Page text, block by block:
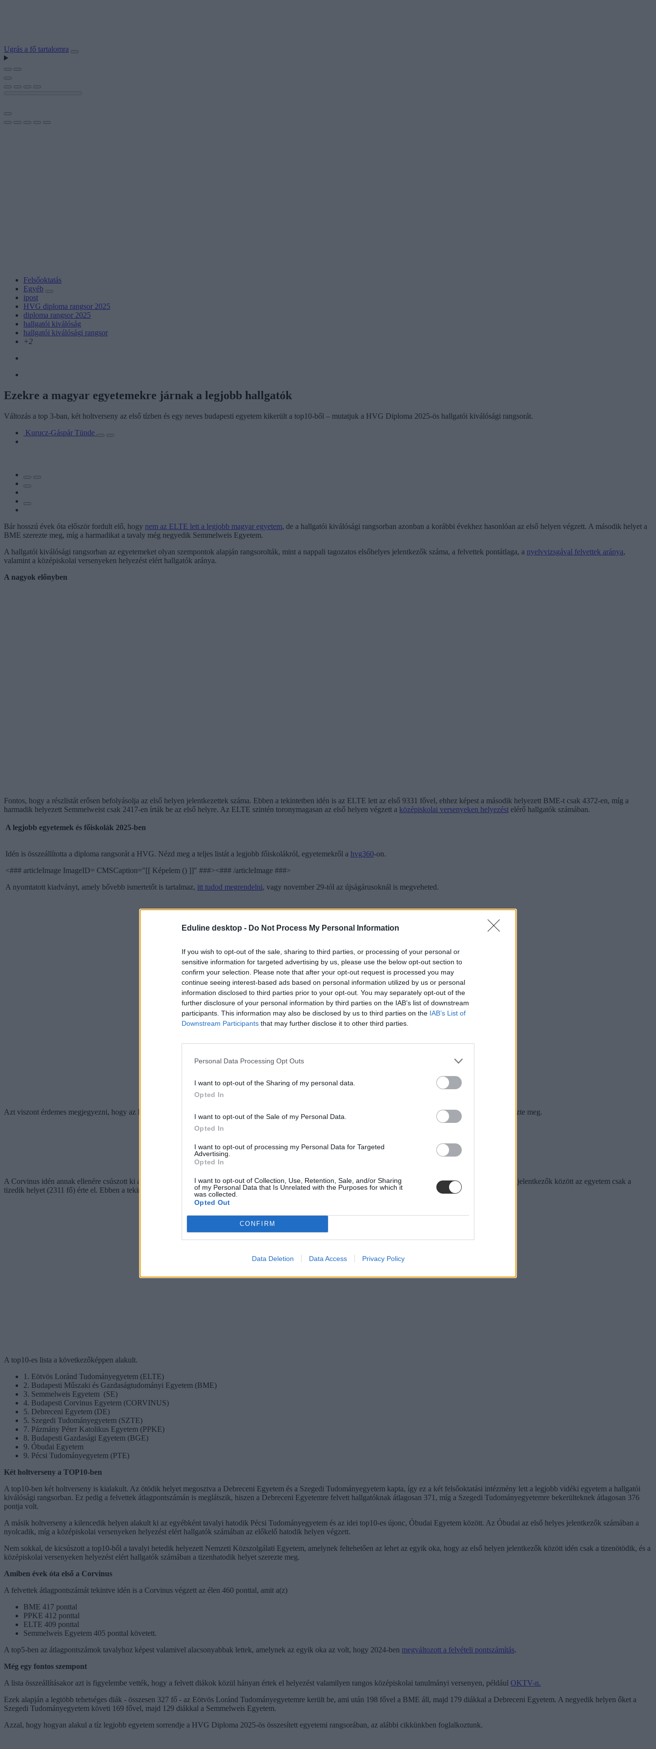
Eduline desktop - Do Not Process My Personal Information
If you wish to opt-out of the sale, sharing to third parties, or processing of your personal or
sensitive information for targeted advertising by us, please use the below opt-out section to
confirm your selection. Please note that after your opt-out request is processed you may
continue seeing interest-based ads based on personal information utilized by us or personal
information disclosed to third parties prior to your opt-out. You may separately opt-out of the
further disclosure of your personal information by third parties on the IAB’s list of downstream
participants. This information may also be disclosed by us to third parties on the IAB’s List of
Downstream Participants that may further disclose it to other third parties.
Personal Data Processing Opt Outs
I want to opt-out of the Sharing of my personal data.
Opted In
I want to opt-out of the Sale of my Personal Data.
Opted In
I want to opt-out of processing my Personal Data for Targeted
Advertising.
Opted In
I want to opt-out of Collection, Use, Retention, Sale, and/or Sharing
of my Personal Data that Is Unrelated with the Purposes for which it
was collected.
Opted Out
CONFIRM
Data Deletion Data Access Privacy Policy
Ugrás a fő tartalomra
Felsőoktatás
Egyéb
ipost
HVG diploma rangsor 2025
diploma rangsor 2025
hallgatói kiválóság
hallgatói kiválósági rangsor
+2
Ezekre a magyar egyetemekre járnak a legjobb hallgatók
Változás a top 3-ban, két holtverseny az első tízben és egy neves budapesti egyetem kikerült a top10-ből – mutatjuk a HVG Diploma 2025-ös hallgatói kiválósági rangsorát.
Kurucz-Gáspár Tünde
Bár hosszú évek óta először fordult elő, hogy nem az ELTE lett a legjobb magyar egyetem, de a hallgatói kiválósági rangsorban azonban a korábbi évekhez hasonlóan az első helyen végzett. A második helyet a
BME szerezte meg, míg a harmadikat a tavaly még negyedik Semmelweis Egyetem.
A hallgatói kiválósági rangsorban az egyetemeket olyan szempontok alapján rangsorolták, mint a nappali tagozatos elsőhelyes jelentkezők száma, a felvettek pontátlaga, a nyelvvizsgával felvettek aránya,
valamint a középiskolai versenyeken helyezést elért hallgatók aránya.
A nagyok előnyben
Fontos, hogy a részlistát erősen befolyásolja az első helyen jelentkezettek száma. Ebben a tekintetben idén is az ELTE lett az első 9331 fővel, ehhez képest a második helyezett BME-t csak 4372-en, míg a
harmadik helyezett Semmelweist csak 2417-en írták be az első helyre. Az ELTE szintén toronymagasan az első helyen végzett a középiskolai versenyeken helyezést elérő hallgatók számában.
A legjobb egyetemek és főiskolák 2025-ben
Idén is összeállította a diploma rangsorát a HVG. Nézd meg a teljes listát a legjobb főiskolákról, egyetemekről a hvg360-on.
<### articleImage ImageID= CMSCaption="[[ Képelem () ]]" ###><### /articleImage ###>
A nyomtatott kiadványt, amely bővebb ismertetőt is tartalmaz, itt tudod megrendelni, vagy november 29-tól az újságárusoknál is megveheted.
Azt viszont érdemes megjegyezni, hogy az ELTE a felvettek pontátlagában csak a negyedik, a nyelvvizsgával rendelkezők számában pedig csak az ötödik helyet szerezte meg.
A Corvinus idén annak ellenére csúszott ki a top 3-ból, hogy a 2024-es felvételin is náluk volt a legmagasabb (460 pont) a felvettek pontátlaga, azonban az első helyen jelentkezők között az egyetem csak a
tizedik helyet (2311 fő) érte el. Ebben a tekintetben a BGE is megelőzte.
A top10-es lista a következőképpen alakult.
1. Eötvös Loránd Tudományegyetem (ELTE)
2. Budapesti Műszaki és Gazdaságtudományi Egyetem (BME)
3. Semmelweis Egyetem (SE)
4. Budapesti Corvinus Egyetem (CORVINUS)
5. Debreceni Egyetem (DE)
5. Szegedi Tudományegyetem (SZTE)
7. Pázmány Péter Katolikus Egyetem (PPKE)
8. Budapesti Gazdasági Egyetem (BGE)
9. Óbudai Egyetem
9. Pécsi Tudományegyetem (PTE)
Két holtverseny a TOP10-ben
A top10-ben két holtverseny is kialakult. Az ötödik helyet megosztva a Debreceni Egyetem és a Szegedi Tudományegyetem kapta, így ez a két felsőoktatási intézmény lett a legjobb vidéki egyetem a hallgatói
kiválósági rangsorban. Ez pedig a felvettek átlagpontszámán is meglátszik, hiszen a Debreceni Egyetemre felvett hallgatóknak átlagosan 371, míg a Szegedi Tudományegyetemre bekerülteknek átlagosan 376
pontja volt.
A másik holtverseny a kilencedik helyen alakult ki az egyébként tavalyi hatodik Pécsi Tudományegyetem és az idei top10-es újonc, Óbudai Egyetem között. Az Óbudai az első helyes jelentkezők számában a
nyolcadik, míg a középiskolai versenyeken helyezést elért hallgatók számában az előkelő hatodik helyen végzett.
Nem sokkal, de kicsúszott a top10-ből a tavalyi hetedik helyezett Nemzeti Közszolgálati Egyetem, amelynek feltehetően az lehet az egyik oka, hogy az első helyen jelentkezők között idén csak a tizenötödik, és a
középiskolai versenyeken helyezést elért hallgatók számában a tizenhatodik helyet szerezte meg.
Amiben évek óta első a Corvinus
A felvettek átlagpontszámát tekintve idén is a Corvinus végzett az élen 460 ponttal, amit a(z)
BME 417 ponttal
PPKE 412 ponttal
ELTE 409 ponttal
Semmelweis Egyetem 405 ponttal követett.
A top5-ben az átlagpontszámok tavalyhoz képest valamivel alacsonyabbak lettek, amelynek az egyik oka az volt, hogy 2024-ben megváltozott a felvételi pontszámítás.
Még egy fontos szempont
A lista összeállításakor azt is figyelembe vették, hogy a felvett diákok közül hányan értek el helyezést valamilyen rangos középiskolai tanulmányi versenyen, például OKTV-n.
Ezek alapján a legtöbb tehetséges diák - összesen 327 fő - az Eötvös Loránd Tudományegyetemre került be, ami után 198 fővel a BME áll, majd 179 diákkal a Debreceni Egyetem. A negyedik helyen őket a
Szegedi Tudományegyetem követi 169 fővel, majd 129 diákkal a Semmelweis Egyetem.
Azzal, hogy hogyan alakul a tíz legjobb egyetem sorrendje a HVG Diploma 2025-ös összesített egyetemi rangsorában, az alábbi cikkünkben foglalkoztunk.